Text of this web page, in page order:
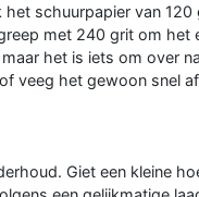
schuurpapier van
met 240 grit om het
het is iets om over
veeg het gewoon snel
Giet een kleine